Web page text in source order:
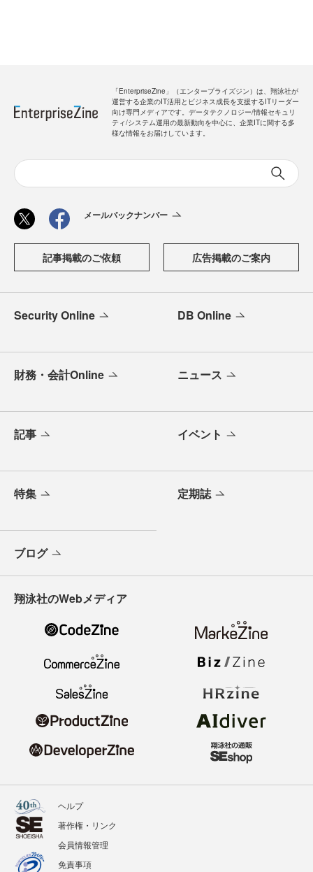
「EnterpriseZine」（エンタープライズジン）は、翔泳社が
運営する企業のIT活用とビジネス成長を支援するITリーダー
向け専門メディアです。データテクノロジー/情報セキュリ
ティ/システム運用の最新動向を中心に、企業ITに関する多
様な情報をお届けしています。
メールバックナンバー
記事掲載のご依頼 広告掲載のご案内
Security Online DB Online
財務・会計Online ニュース
記事 イベント
特集 定期誌
ブログ
翔泳社のWebメディア
ヘルプ
著作権・リンク
会員情報管理
免責事項